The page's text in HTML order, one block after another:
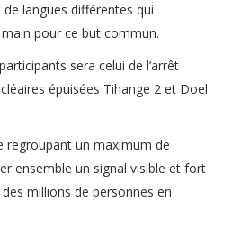
langues différentes qui
pour ce but commun.
sera celui de l’arrêt
épuisées Tihange 2 et Doel
regroupant un maximum de
ensemble un signal visible et fort
millions de personnes en